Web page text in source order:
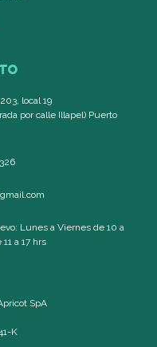
local 19
por calle Illapel) Puerto
Lunes a Viernes de 10 a
a 17 hrs
SpA
K